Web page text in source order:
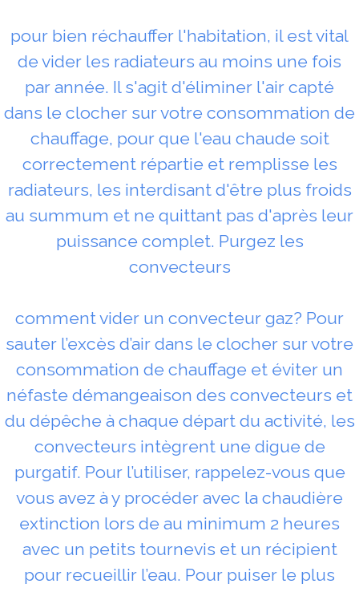
pour bien réchauffer l'habitation, il est vital
de vider les radiateurs au moins une fois
par année. Il s'agit d'éliminer l'air capté
dans le clocher sur votre consommation de
chauffage, pour que l'eau chaude soit
correctement répartie et remplisse les
radiateurs, les interdisant d'être plus froids
au summum et ne quittant pas d'après leur
puissance complet. Purgez les
convecteurs
comment vider un convecteur gaz? Pour
sauter l’excès d’air dans le clocher sur votre
consommation de chauffage et éviter un
néfaste démangeaison des convecteurs et
du dépêche à chaque départ du activité, les
convecteurs intègrent une digue de
purgatif. Pour l’utiliser, rappelez-vous que
vous avez à y procéder avec la chaudière
extinction lors de au minimum 2 heures
avec un petits tournevis et un récipient
pour recueillir l’eau. Pour puiser le plus